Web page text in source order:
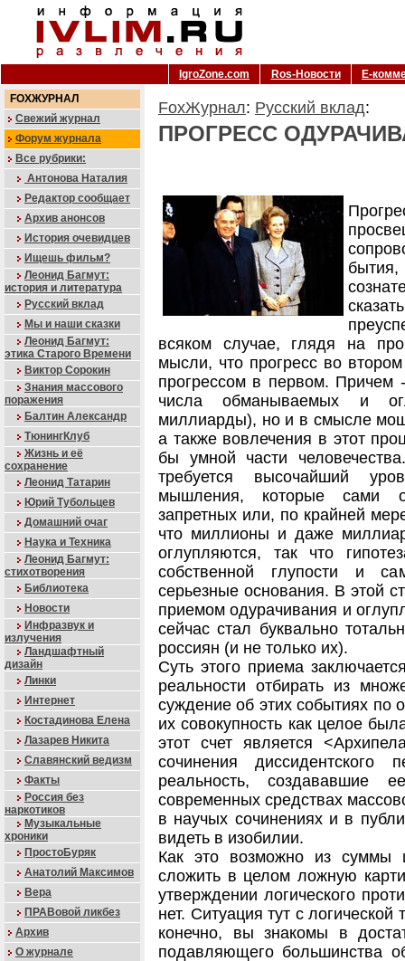
IgroZone.com Ros-Новости
Е-
FOXЖУРНАЛ
Свежий журнал
Форум журнала
Все рубрики:
Антонова Наталия
Редактор сообщает
Архив анонсов
История очевидцев
Ищешь фильм?
Леонид Багмут:
история и литература
Русский вклад
Мы и наши сказки
Леонид Багмут:
этика Старого Времени
Виктор Сорокин
Знания массового
поражения
Балтин Александр
ТюнингКлуб
Жизнь и её
сохранение
Леонид Татарин
Юрий Тубольцев
Домашний очаг
Наука и Техника
Леонид Багмут:
стихотворения
Библиотека
Новости
Инфразвук и
излучения
Ландшафтный
дизайн
Линки
Интернет
Костадинова Елена
Лазарев Никита
Славянский ведизм
Факты
Россия без
наркотиков
Музыкальные
хроники
ПростоБуряк
Анатолий Максимов
Вера
ПРАВовой ликбез
Архив
О журнале
FoxЖурнал: Русский вклад:
ПРОГРЕСС
всяком случае, глядя на
мысли, что прогресс во
прогрессом в первом. Причем
числа обманываемых и
миллиарды), но и в смысле
а также вовлечения в этот
бы умной части
требуется высочайший
мышления, которые сами
запретных или, по крайней
что миллионы и даже
оглупляются, так что
собственной глупости и
серьезные основания. В этой
приемом одурачивания и
сейчас стал буквально
россиян (и не только их).
Суть этого приема
реальности отбирать из
суждение об этих событиях по
их совокупность как целое
этот счет является
сочинения диссидентского
реальность,
современных средствах
в научых сочинениях и в
видеть в изобилии.
Как это возможно из суммы
сложить в целом ложную
утверждении логического
нет. Ситуация тут с
конечно, вы знакомы в
подавляющего большинства